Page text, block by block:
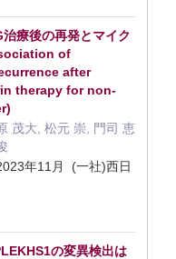
療後の再発とマイク
of
after
therapy for non-
茂大, 松元 崇, 門司 恵
年11月 (一社)西日
の変異検出は